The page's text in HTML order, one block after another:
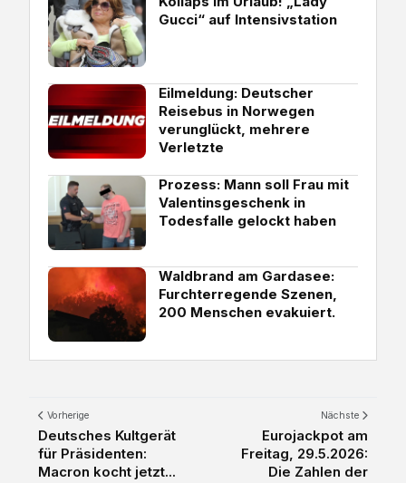
Gucci“ auf Intensivstation
Eilmeldung: Deutscher
Reisebus in Norwegen
verunglückt, mehrere
Verletzte
Prozess: Mann soll Frau mit
Valentinsgeschenk in
Todesfalle gelockt haben
Waldbrand am Gardasee:
Furchterregende Szenen,
200 Menschen evakuiert.
Vorherige
Deutsches Kultgerät
für Präsidenten:
Macron kocht jetzt...
Nächste
Eurojackpot am
Freitag, 29.5.2026:
Die Zahlen der